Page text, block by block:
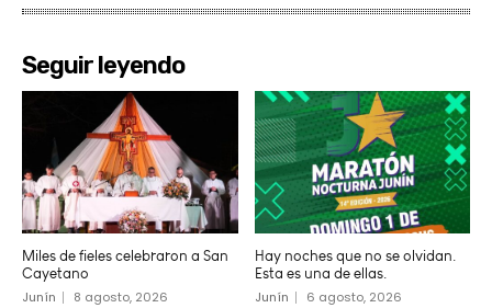
Seguir leyendo
Miles de fieles celebraron a San
Cayetano
Junín 8 agosto, 2026
Hay noches que no se olvidan.
Esta es una de ellas.
Junín 6 agosto, 2026